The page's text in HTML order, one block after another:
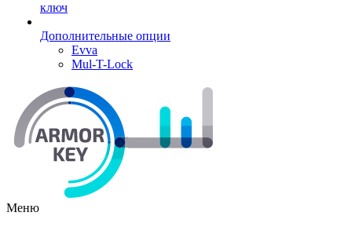
ключ
Дополнительные опции
Evva
Mul-T-Lock
Меню